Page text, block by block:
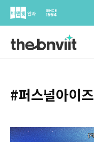
Skip
#퍼스널아이즈